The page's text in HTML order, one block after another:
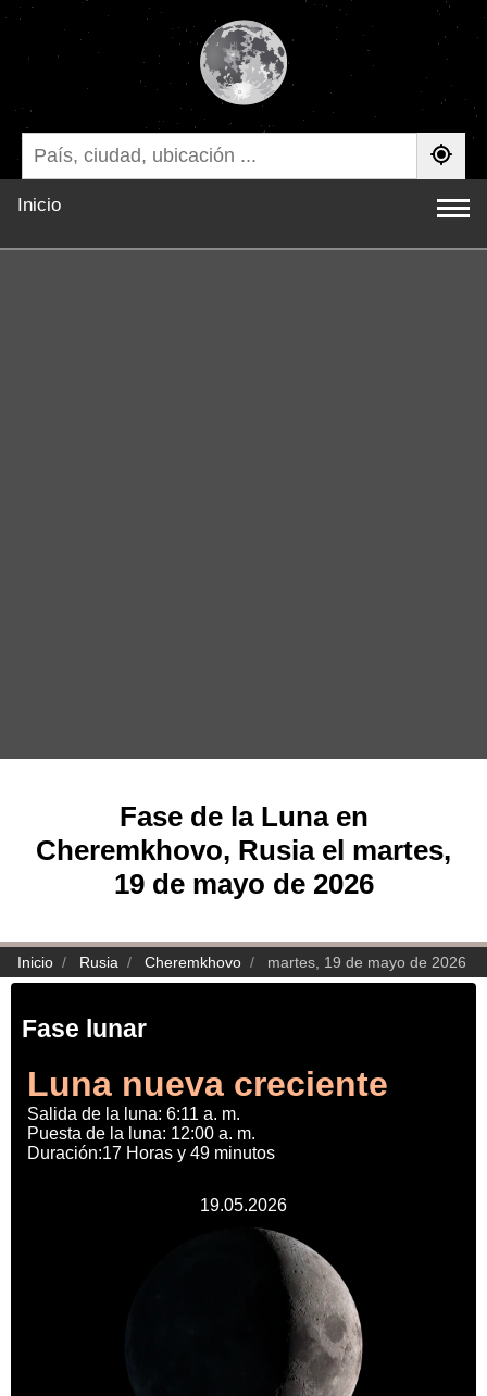
Inicio
Fase de la Luna en
Cheremkhovo, Rusia el martes,
19 de mayo de 2026
Inicio Rusia Cheremkhovo martes, 19 de mayo de 2026
Fase lunar
Luna nueva creciente
Salida de la luna: 6:11 a. m.
Puesta de la luna: 12:00 a. m.
Duración:17 Horas y 49 minutos
19.05.2026